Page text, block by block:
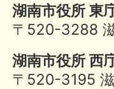
湖南市役所 東
〒520-3288
湖南市役所 西
〒520-3195